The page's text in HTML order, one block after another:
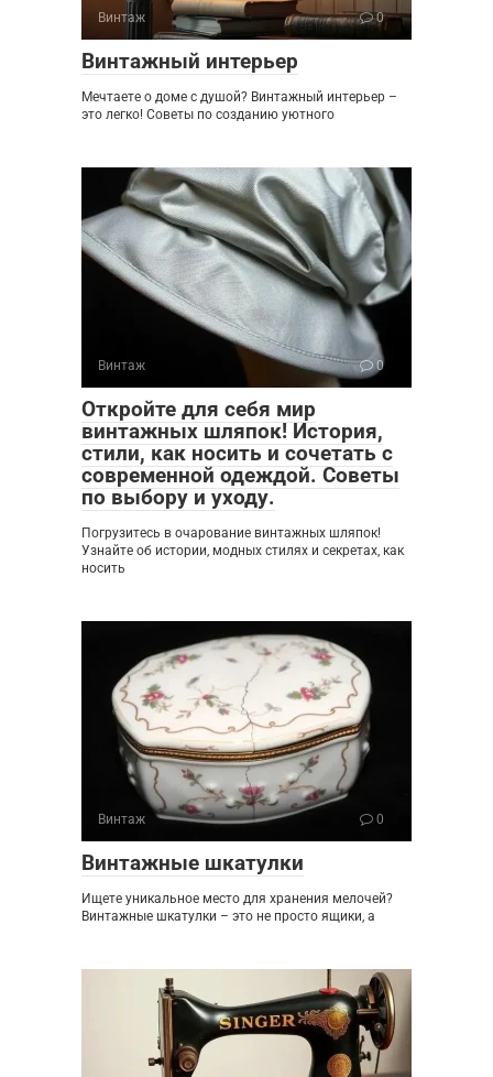
Винтаж 0
Винтажный интерьер
Мечтаете о доме с душой? Винтажный интерьер –
это легко! Советы по созданию уютного
Винтаж 0
Откройте для себя мир
винтажных шляпок! История,
стили, как носить и сочетать с
современной одеждой. Советы
по выбору и уходу.
Погрузитесь в очарование винтажных шляпок!
Узнайте об истории, модных стилях и секретах, как
носить
Винтаж 0
Винтажные шкатулки
Ищете уникальное место для хранения мелочей?
Винтажные шкатулки – это не просто ящики, а